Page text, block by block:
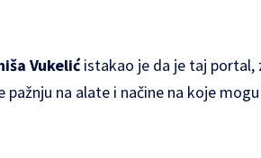
Vukelićistakao je da je taj portal,
na alate i načine na koje